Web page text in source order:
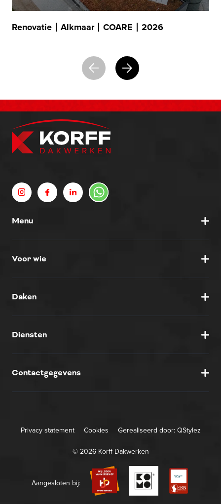
Renovatie Alkmaar COARE 2026
Menu
Voor wie
Daken
Diensten
Contactgegevens
Privacy statement Cookies Gerealiseerd door: QStylez
© 2026 Korff Dakwerken
Aangesloten bij: